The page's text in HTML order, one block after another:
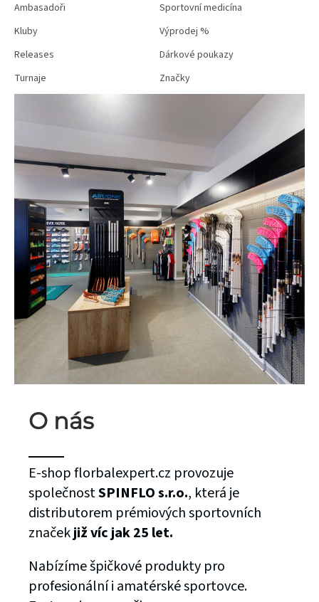
Ambasadoři
Kluby
Releases
Turnaje
Sportovní medicína
Výprodej %
Dárkové poukazy
Značky
O nás
E-shop florbalexpert.cz provozuje
společnostSPINFLO s.r.o., která je
distributorem prémiových sportovních
značekjiž víc jak 25 let.
Nabízíme špičkové produkty pro
profesionální i amatérské sportovce.